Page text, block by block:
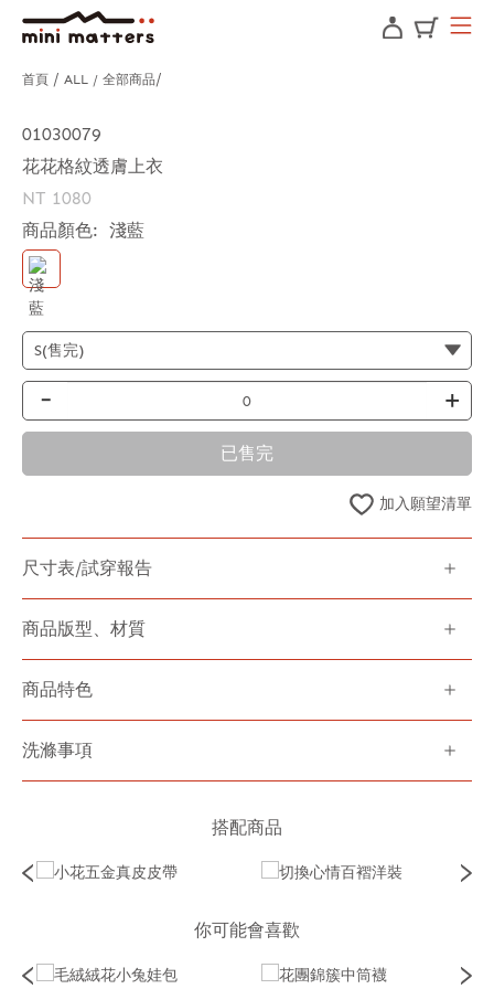
首頁 ALL / 全部商品
01030079
花花格紋透膚上衣
NT 1080
商品顏色: 淺藍
- +
已售完
加入願望清單
尺寸表/試穿報告
商品版型、材質
商品特色
洗滌事項
搭配商品
你可能會喜歡